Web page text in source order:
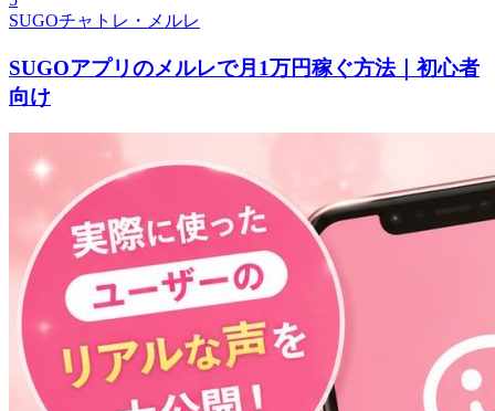
SUGOチャトレ・メルレ
SUGOアプリのメルレで月1万円稼ぐ方法｜初心者
向け